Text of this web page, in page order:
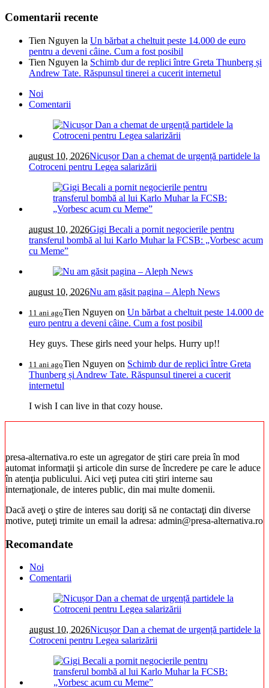
Comentarii recente
Tien Nguyen la Un bărbat a cheltuit peste 14.000 de euro
pentru a deveni câine. Cum a fost posibil
Tien Nguyen la Schimb dur de replici între Greta Thunberg și
Andrew Tate. Răspunsul tinerei a cucerit internetul
Noi
Comentarii
august 10, 2026Nicușor Dan a chemat de urgență partidele la
Cotroceni pentru Legea salarizării
august 10, 2026Gigi Becali a pornit negocierile pentru
transferul bombă al lui Karlo Muhar la FCSB: „Vorbesc acum
cu Meme”
august 10, 2026Nu am găsit pagina – Aleph News
11 ani agoTien Nguyen on Un bărbat a cheltuit peste 14.000 de
euro pentru a deveni câine. Cum a fost posibil
Hey guys. These girls need your helps. Hurry up!!
11 ani agoTien Nguyen on Schimb dur de replici între Greta
Thunberg și Andrew Tate. Răspunsul tinerei a cucerit
internetul
I wish I can live in that cozy house.
presa-alternativa.ro este un agregator de ştiri care preia în mod
automat informaţii şi articole din surse de încredere pe care le aduce
în atenţia publicului. Aici veţi putea citi ştiri interne sau
internaţionale, de interes public, din mai multe domenii.
Dacă aveţi o ştire de interes sau doriţi să ne contactaţi din diverse
motive, puteţi trimite un email la adresa: admin@presa-alternativa.ro
Recomandate
Noi
Comentarii
august 10, 2026Nicușor Dan a chemat de urgență partidele la
Cotroceni pentru Legea salarizării